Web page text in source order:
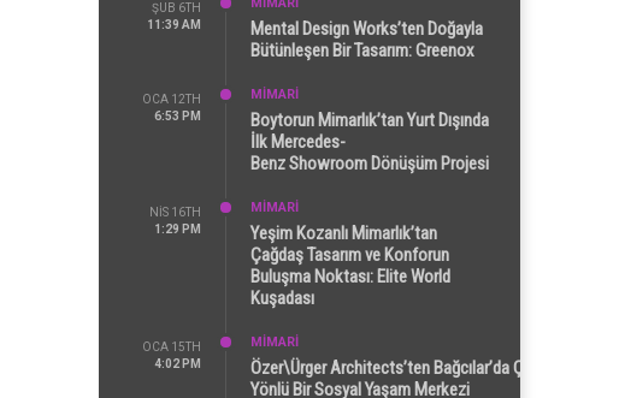
ŞUB 6TH
11:39 AM
Mental Design Works’ten Doğayla
Bütünleşen Bir Tasarım: Greenox
OCA 12TH
6:53 PM
MİMARİ
Boytorun Mimarlık’tan Yurt Dışında
İlk Mercedes-
Benz Showroom Dönüşüm Projesi
NIS 16TH
1:29 PM
MİMARİ
Yeşim Kozanlı Mimarlık’tan
Çağdaş Tasarım ve Konforun
Buluşma Noktası: Elite World
Kuşadası
OCA 15TH
4:02 PM
MİMARİ
Özer\Ürger Architects’ten Bağcılar’da Çok
Yönlü Bir Sosyal Yaşam Merkezi